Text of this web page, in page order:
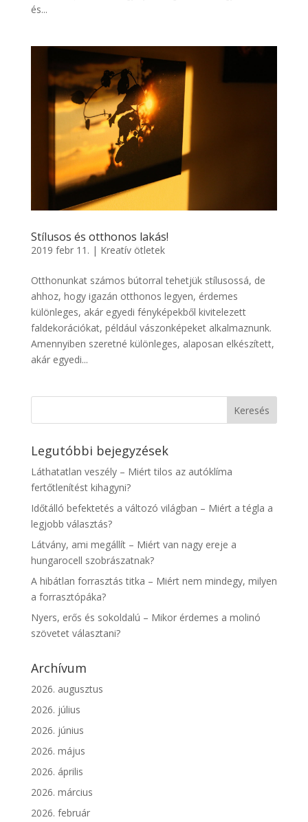
és...
Stílusos és otthonos lakás!
2019 febr 11. | Kreatív ötletek
Otthonunkat számos bútorral tehetjük stílusossá, de
ahhoz, hogy igazán otthonos legyen, érdemes
különleges, akár egyedi fényképekből kivitelezett
faldekorációkat, például vászonképeket alkalmaznunk.
Amennyiben szeretné különleges, alaposan elkészített,
akár egyedi...
Legutóbbi bejegyzések
Láthatatlan veszély – Miért tilos az autóklíma
fertőtlenítést kihagyni?
Időtálló befektetés a változó világban – Miért a tégla a
legjobb választás?
Látvány, ami megállít – Miért van nagy ereje a
hungarocell szobrászatnak?
A hibátlan forrasztás titka – Miért nem mindegy, milyen
a forrasztópáka?
Nyers, erős és sokoldalú – Mikor érdemes a molinó
szövetet választani?
Archívum
2026. augusztus
2026. július
2026. június
2026. május
2026. április
2026. március
2026. február